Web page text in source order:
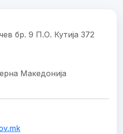
бр. 9 П.О. Кутија 372
Македонија